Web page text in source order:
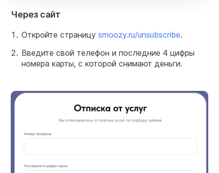
Через сайт
Откройте страницу smoozy.ru/unsubscribe.
Введите свой телефон и последние 4 цифры
номера карты, с которой снимают деньги.